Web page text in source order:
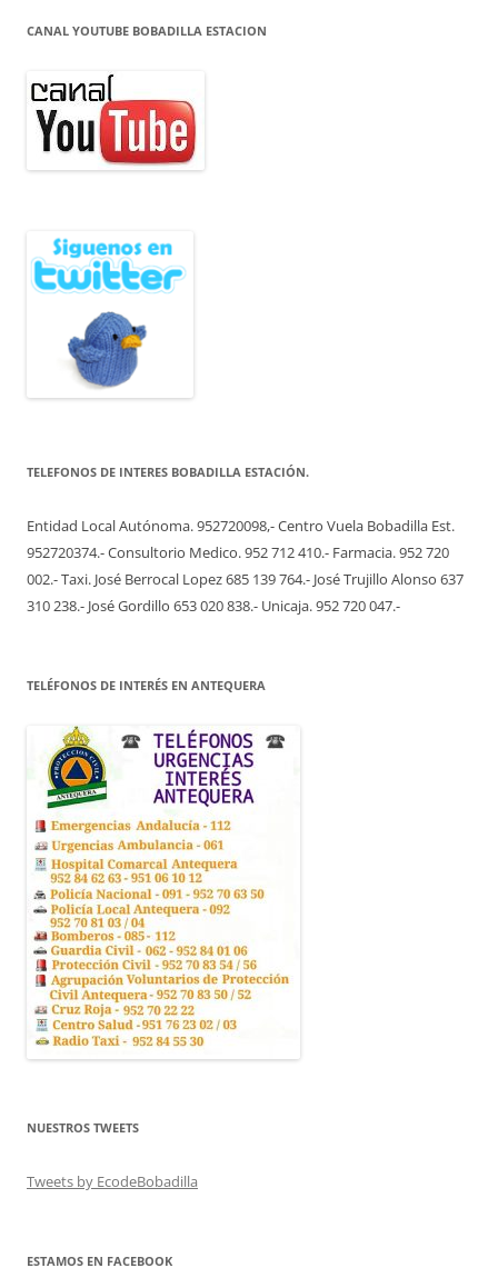
CANAL YOUTUBE BOBADILLA ESTACION
TELEFONOS DE INTERES BOBADILLA ESTACIÓN.
Entidad Local Autónoma. 952720098,- Centro Vuela Bobadilla Est.
952720374.- Consultorio Medico. 952 712 410.- Farmacia. 952 720
002.- Taxi. José Berrocal Lopez 685 139 764.- José Trujillo Alonso 637
310 238.- José Gordillo 653 020 838.- Unicaja. 952 720 047.-
TELÉFONOS DE INTERÉS EN ANTEQUERA
NUESTROS TWEETS
Tweets by EcodeBobadilla
ESTAMOS EN FACEBOOK